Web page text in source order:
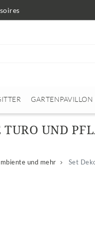
GARTENPAVILLON
TURO UND
und mehr Set